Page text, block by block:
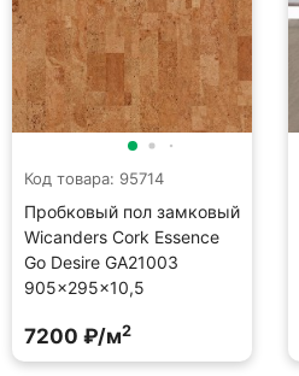
Код товара: 95714
Пробковый пол замковый
Wicanders Cork Essence
Go Desire GA21003
905×295×10,5
7200 ₽/м2